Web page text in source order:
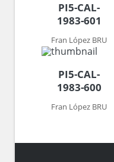
PI5-CAL-
1983-601
Fran López BRU
PI5-CAL-
1983-600
Fran López BRU